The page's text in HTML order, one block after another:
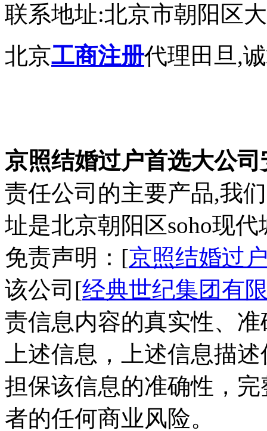
联系地址:北京市朝阳区
北京工商注册代理田旦,
京照结婚过户首选大公
责任公司的主要产品,我
址是北京朝阳区soho现
免责声明：[京照结婚过
该公司[经典世纪集团有
责信息内容的真实性、
上述信息，上述信息描
担保该信息的准确性，
者的任何商业风险。